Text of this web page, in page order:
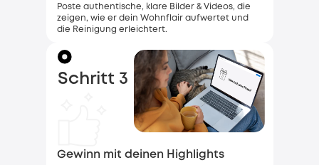
Poste authentische, klare Bilder & Videos, die
zeigen, wie er dein Wohnflair aufwertet und
die Reinigung erleichtert.
Schritt 3
Gewinn mit deinen Highlights